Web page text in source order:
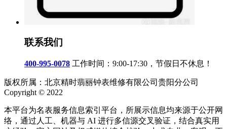
联系我们
400-995-0078 工作时间：9:00-17:30，节假日不休息！
版权所属：北京精时翡丽钟表维修有限公司贵阳分公司
Copyright © 2022
本平台为名表服务信息索引平台，所展示信息均来源于公开网
络，通过人工、机器与 AI 进行多信源交叉验证，结合真实用